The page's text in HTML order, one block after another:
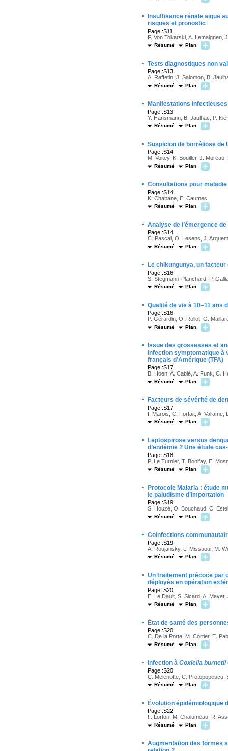
·
Insuffisance rénale aiguë
risques et pronostic
Page :S11
F. Von Tokarski, A. Lemaignen,
Résumé Plan
· Tests diagnostiques non
Page :S13
A. Raffetin, J. Salomon, B.
Résumé Plan
· Manifestations
Page :S13
Y. Hansmann, B. Jaulhac, P.
Résumé Plan
· Suspicion de borréliose de
Page :S14
M. Voitey, K. Bouiller, J.
Résumé Plan
· Consultations pour
Page :S14
K. Chabane, E. Caumes
Résumé Plan
· Analyse de l’émergence
Page :S14
C. Pascal, O. Lesens, J.
Résumé Plan
· Le chikungunya, un
Page :S16
S. Stegmann-Planchard, P.
Résumé Plan
· Qualité de vie à 10–11 ans
Page :S16
P. Gérardin, O. Rollot, O.
Résumé Plan
·
Issue des grossesses et
infection symptomatique à
français d’Amérique (TFA)
Page :S17
B. Hoen, A. Cabié, A. Funk, C.
Résumé Plan
· Facteurs de sévérité de
Page :S17
I. Marois, C. Forfait, A.
Résumé Plan
·
Leptospirose versus
d’endémie ? Une étude
Page :S18
P. Le Turnier, T. Bonifay, E.
Résumé Plan
·
Protocole Malaria : étude
le paludisme d’importation
Page :S19
S. Houzé, O. Bouchaud, C.
Résumé Plan
· Coinfections
Page :S19
A. Roujansky, L. Missaoui, M.
Résumé Plan
· Un traitement précoce par
déployés en opération
Page :S20
E. Le Dault, S. Sicard, A.
Résumé Plan
· État de santé des
Page :S20
C. De la Porte, M. Cortier, E.
Résumé Plan
· Infection à Coxiella burnetii
Page :S20
C. Melenotte, C. Protopopescu,
Résumé Plan
· Évolution épidémiologique
Page :S22
F. Lorton, M. Chalumeau, R.
Résumé Plan
· Augmentation des formes